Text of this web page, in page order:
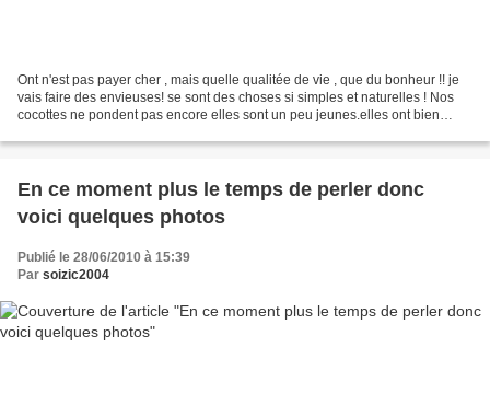
Ont n'est pas payer cher , mais quelle qualitée de vie , que du bonheur !! je
vais faire des envieuses! se sont des choses si simples et naturelles ! Nos
cocottes ne pondent pas encore elles sont un peu jeunes.elles ont bien
En ce moment plus le temps de perler donc
voici quelques photos
Publié le 28/06/2010 à 15:39
Par soizic2004